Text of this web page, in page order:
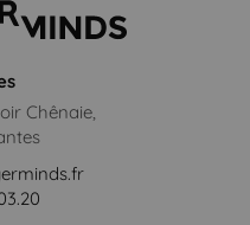
Chênaie,